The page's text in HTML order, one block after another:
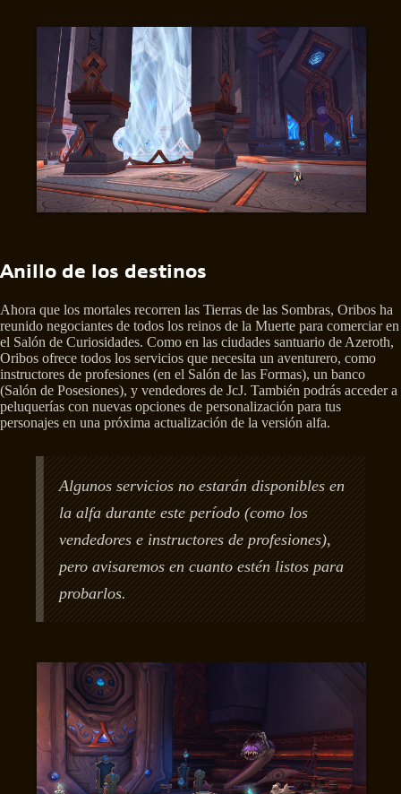
Anillo de los destinos
Ahora que los mortales recorren las Tierras de las Sombras, Oribos ha
reunido negociantes de todos los reinos de la Muerte para comerciar en
el Salón de Curiosidades. Como en las ciudades santuario de Azeroth,
Oribos ofrece todos los servicios que necesita un aventurero, como
instructores de profesiones (en el Salón de las Formas), un banco
(Salón de Posesiones), y vendedores de JcJ. También podrás acceder a
peluquerías con nuevas opciones de personalización para tus
personajes en una próxima actualización de la versión alfa.
Algunos servicios no estarán disponibles en
la alfa durante este período (como los
vendedores e instructores de profesiones),
pero avisaremos en cuanto estén listos para
probarlos.